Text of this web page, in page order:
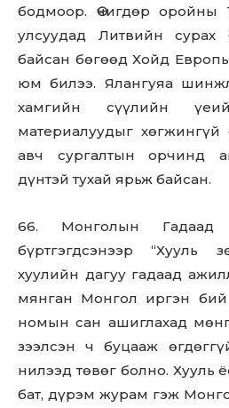
бодмоор. Өчигдөр
улсуудад Литвийн сурах
байсан бөгөөд Хойд
юм билээ. Ялангуяа
хамгийн сүүлийн
материалуудыг хөгжингүй
авч сургалтын орчинд
дүнтэй тухай ярьж байсан.
66. Монголын Гадаад
бүртгэгдсэнээр
хуулийн дагуу гадаад
мянган Монгол иргэн
номын сан ашиглахад
зээлсэн ч буцааж
нилээд төвөг болно. Хууль
бат, дүрэм журам гэж